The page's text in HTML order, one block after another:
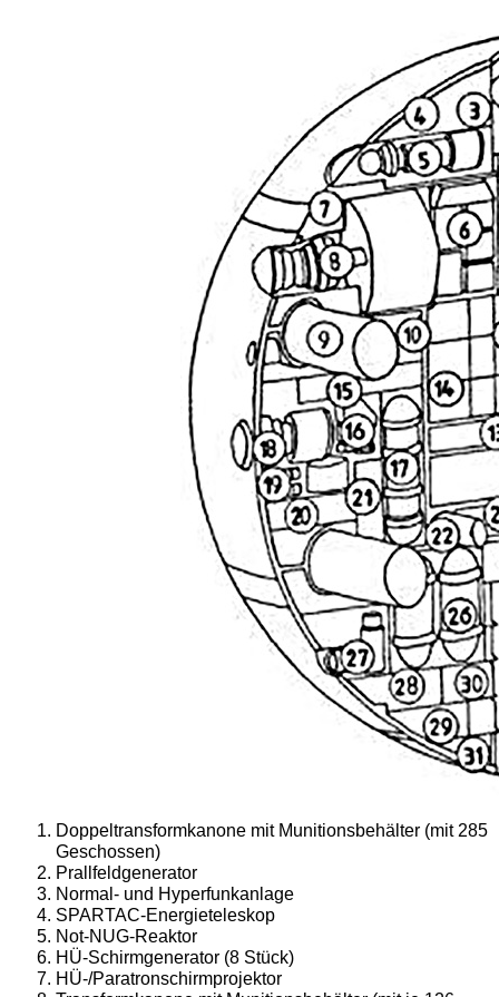
Doppeltransformkanone mit Munitionsbehälter (mit 285
Geschossen)
Prallfeldgenerator
Normal- und Hyperfunkanlage
SPARTAC-Energieteleskop
Not-NUG-Reaktor
HÜ-Schirmgenerator (8 Stück)
HÜ-/Paratronschirmprojektor